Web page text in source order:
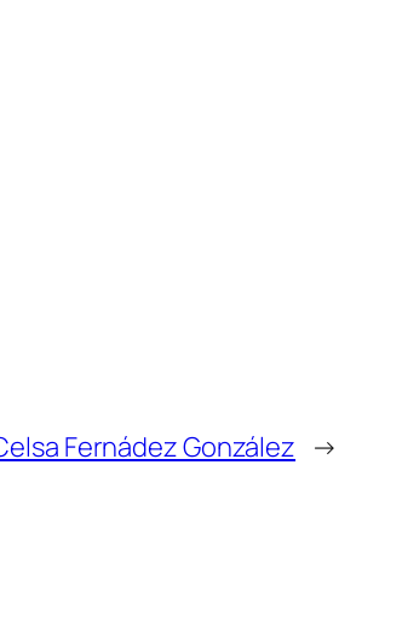
Fernádez González →